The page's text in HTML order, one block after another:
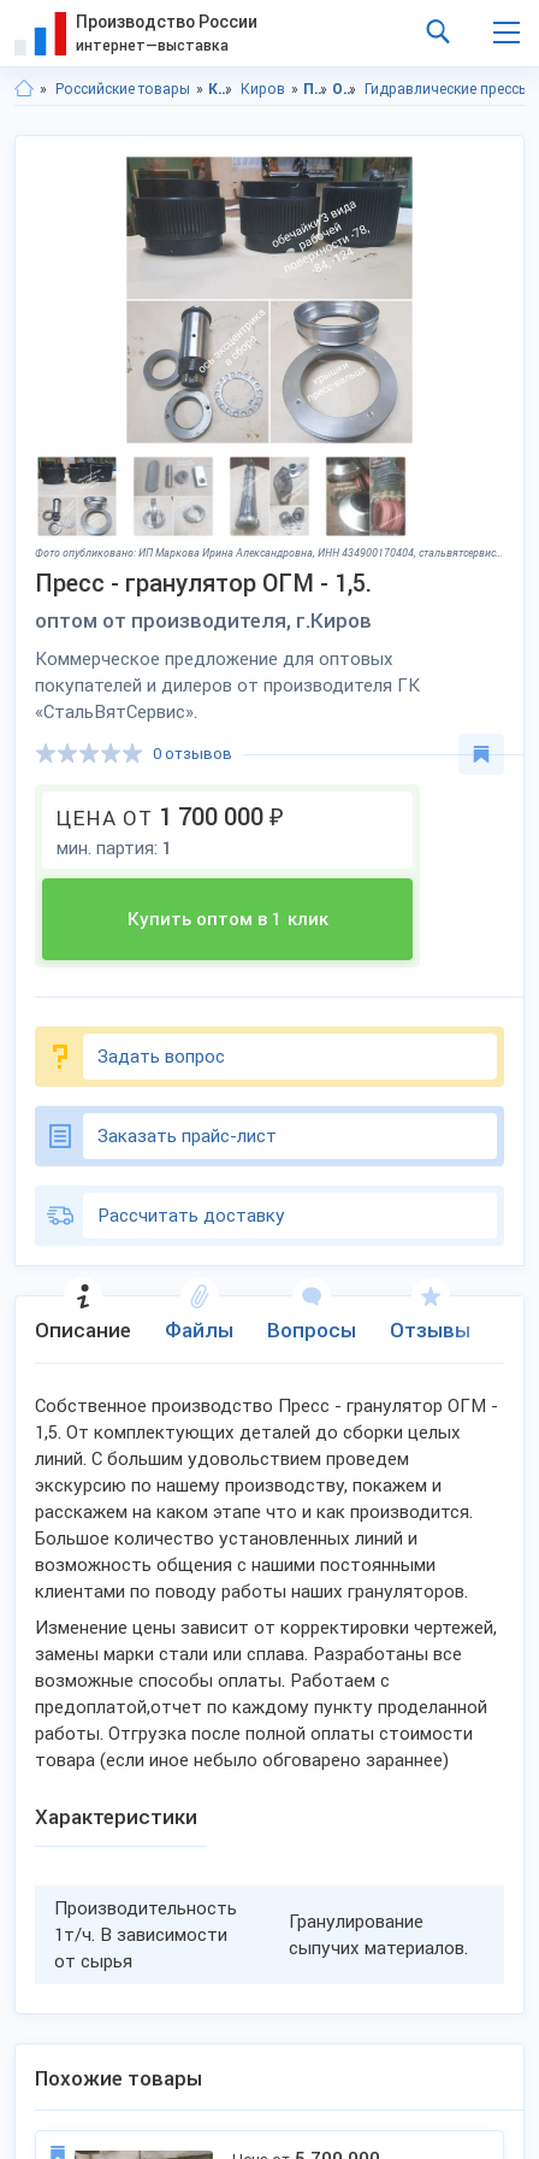
Производство России
интернет—выставка
Российские товары Кировская область Киров Промышленное оборудование Оборудование для переработки отходов Гидравлические прессы
Фото опубликовано: ИП Маркова Ирина Александровна, ИНН 434900170404, стальвятсервис.рф/ ©
Пресс - гранулятор ОГМ - 1,5.
оптом от производителя, г.Киров
Коммерческое предложение для оптовых
покупателей и дилеров от производителя ГК
«СтальВятСервис».
ЦЕНА ОТ 1 700 000 ₽
мин. партия: 1
Купить оптом в 1 клик
0 отзывов
Задать вопрос
Заказать прайс-лист
Рассчитать доставку
Описание Файлы Вопросы Отзывы
Собственное производство Пресс - гранулятор ОГМ -
1,5. От комплектующих деталей до сборки целых
линий. С большим удовольствием проведем
экскурсию по нашему производству, покажем и
расскажем на каком этапе что и как производится.
Большое количество установленных линий и
возможность общения с нашими постоянными
клиентами по поводу работы наших грануляторов.
Изменение цены зависит от корректировки чертежей,
замены марки стали или сплава. Разработаны все
возможные способы оплаты. Работаем с
предоплатой,отчет по каждому пункту проделанной
работы. Отгрузка после полной оплаты стоимости
товара (если иное небыло обговарено зараннее)
Характеристики
Производительность
1т/ч. В зависимости
от сырья
Гранулирование
сыпучих материалов.
Похожие товары